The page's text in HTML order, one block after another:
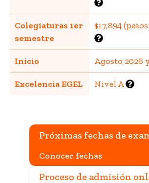
Colegiaturas 1er
semestre
$17,894
Inicio Agosto 2026
Excelencia EGEL Nivel A
Próximas fechas de
Conocer fechas
Proceso de admisión